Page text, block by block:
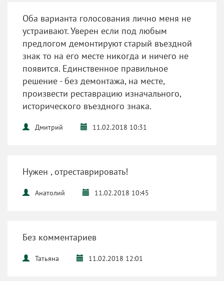
Оба варианта голосования лично меня не
устраивают. Уверен если под любым
предлогом демонтируют старый въездной
знак то на его месте никогда и ничего не
появится. Единственное правильное
решение - без демонтажа, на месте,
произвести реставрацию изначального,
исторического въездного знака.
Дмитрий 11.02.2018 10:31
Нужен , отреставрировать!
Анатолий 11.02.2018 10:45
Без комментариев
Татьяна 11.02.2018 12:01